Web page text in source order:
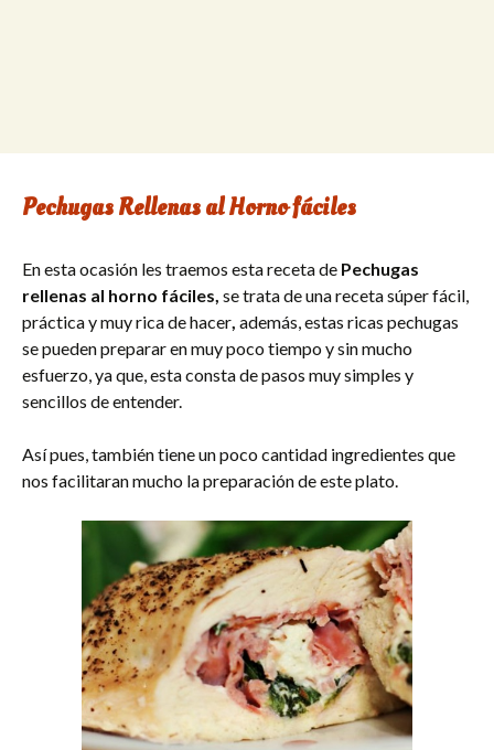
Pechugas Rellenas al Horno fáciles
En esta ocasión les traemos esta receta de Pechugas
rellenas al horno fáciles, se trata de una receta súper fácil,
práctica y muy rica de hacer, además, estas ricas pechugas
se pueden preparar en muy poco tiempo y sin mucho
esfuerzo, ya que, esta consta de pasos muy simples y
sencillos de entender.
Así pues, también tiene un poco cantidad ingredientes que
nos facilitaran mucho la preparación de este plato.